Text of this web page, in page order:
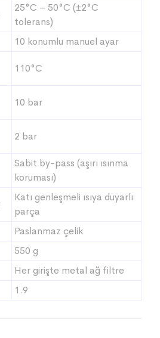
25°C – 50°C (±2°C
tolerans)
10 konumlu manuel ayar
110°C
10 bar
2 bar
Sabit by-pass (aşırı ısınma
koruması)
Katı genleşmeli ısıya duyarlı
parça
Paslanmaz çelik
550 g
Her girişte metal ağ filtre
1.9